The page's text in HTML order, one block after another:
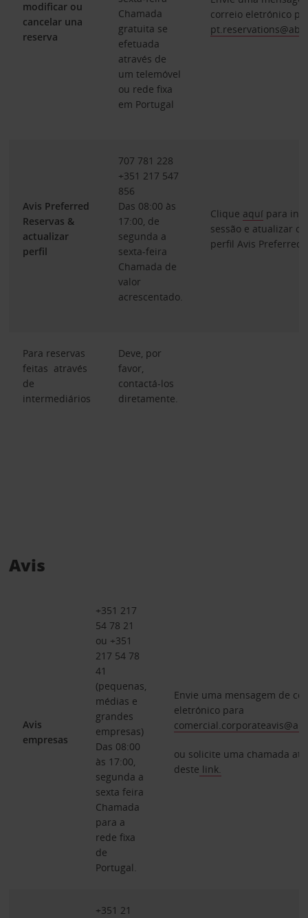
modificar ou
cancelar una
reserva
Chamada
gratuita se
efetuada
através de
um telemóvel
ou rede fixa
em Portugal
correio eletrónico
Avis Preferred
Reservas &
actualizar
perfil
707 781 228
+351 217 547
856
Das 08:00 às
17:00, de
segunda a
sexta-feira
Chamada de
valor
acrescentado.
Clique aquí para
sessão e atualizar o
perfil Avis Preferred
Para reservas
feitas através
de
intermediários
Deve, por
favor,
contactá-los
diretamente.
Avis
Avis
empresas
+351 217
54 78 21
ou +351
217 54 78
41
(pequenas,
médias e
grandes
empresas)
Das 08:00
às 17:00,
segunda a
sexta feira
Chamada
para a
rede fixa
de
Portugal.
Envie uma mensagem de
eletrónico para
ou solicite uma chamada
deste link.
+351 21